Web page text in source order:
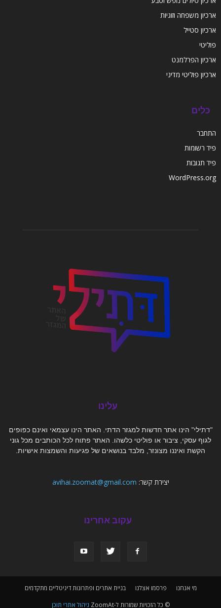
ארכיון משפחה וזוגיות
ארכיון סטייל
פוליטי
ארכיון הפרלמנט
ארכיון פוליטי מדיני
כלים
התחבר
פיד רשומות
פיד תגובות
WordPress.org
עלינו
"דתילי" הינו אתר חדשות למגזר הדתי. האתר הינו עצמאי ואינם כפופים
לגוף עסקי, ציבור או פוליטי כלשהו. האתר פתוח לכל הכותבים מכל גוני
הקשת ואיננו מצונזר, מלבד בנושאים של פגיעות והשמצות אישיות.
יצירת קשר: avihai.zoomat@gmail.com
עקוב אחרינו
מי אנחנו פרסמו אצלנו
בניית אתרים ופתרונות דיגיטליים מתקדמים
© כל הזכויות שמורות ל-ZoomAt
ניהול אתרי תוכן